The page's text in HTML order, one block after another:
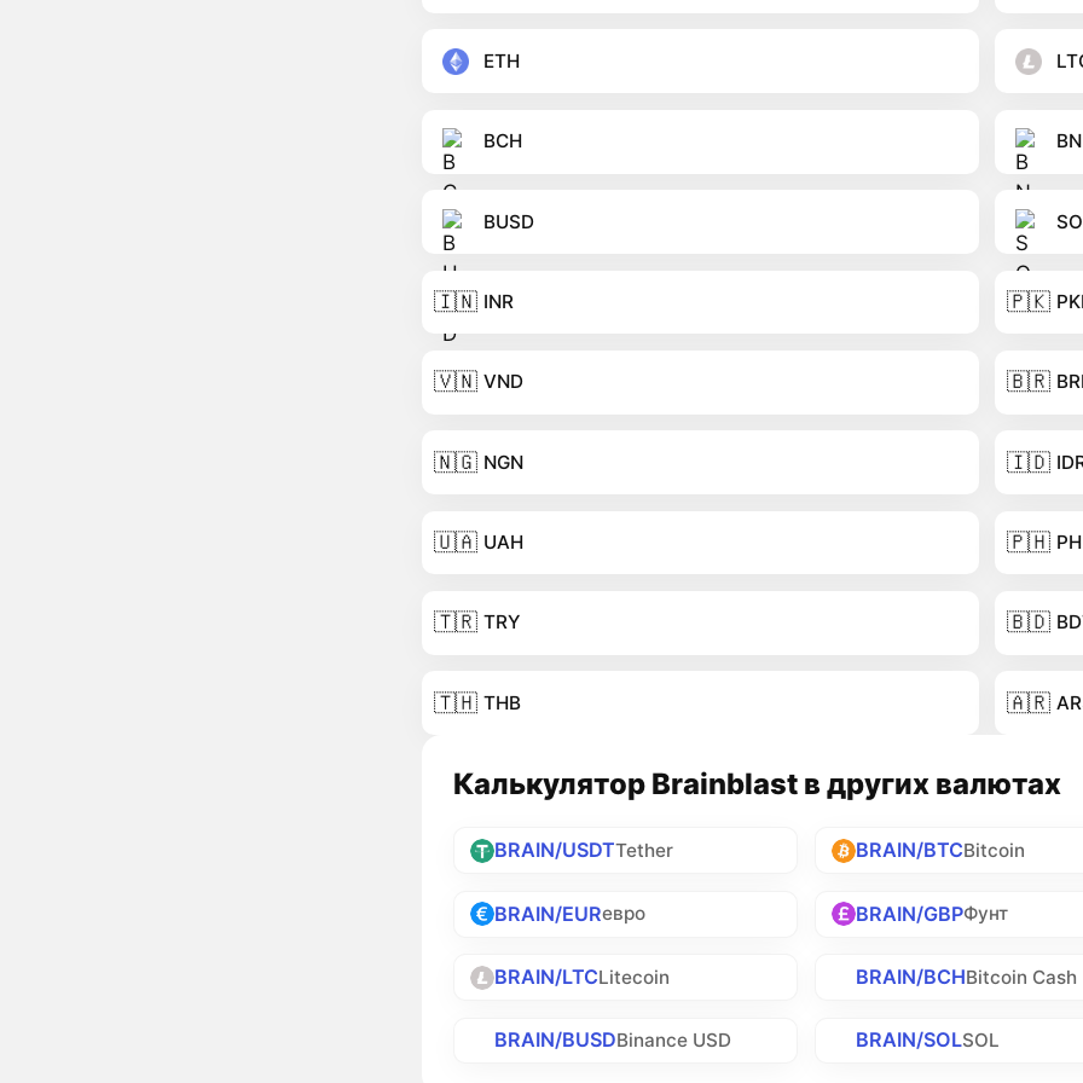
ETH
BCH
BUSD
🇮🇳 INR 🇵🇰
🇻🇳 VND 🇧🇷
🇳🇬 NGN 🇮🇩
🇺🇦 UAH 🇵🇭
🇹🇷 TRY 🇧🇩
🇹🇭 THB 🇦🇷
Калькулятор Brainblast в других валютах
BRAIN/USDTTether BRAIN/BTCBitcoin
BRAIN/EURевро BRAIN/GBPФунт
BRAIN/LTCLitecoin BRAIN/BCHBitcoin Cash
BRAIN/BUSDBinance USD BRAIN/SOLSOL